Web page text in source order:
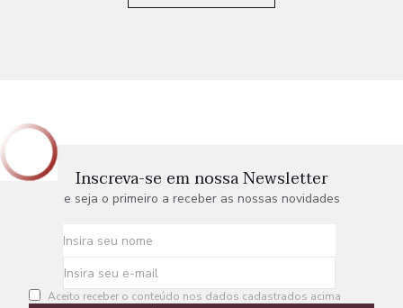
Inscreva-se em nossa Newsletter
e seja o primeiro a receber as nossas novidades
Aceito receber o conteúdo nos dados cadastrados acima